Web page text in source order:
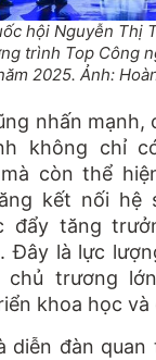
hội Nguyễn Thị
trình Top Công
2025. Ảnh:
nhấn mạnh,
không chỉ
còn thể
kết nối hệ
đẩy tăng
Đây là lực
trương
khoa học và
diễn đàn